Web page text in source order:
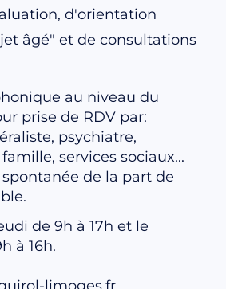
d'orientation
âgé" et de consultations
au niveau du
prise de RDV par:
psychiatre,
services sociaux...
spontanée de la part de
de 9h à 17h et le
à 16h.